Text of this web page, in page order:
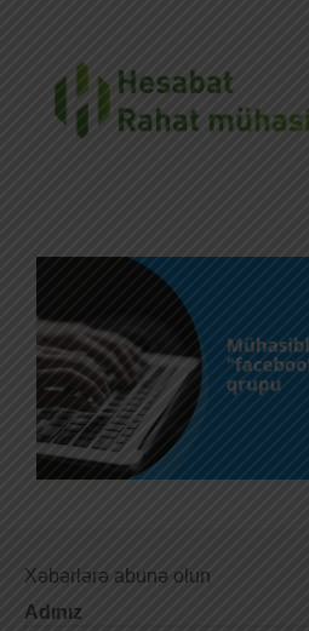
Xəbərlərə abunə olun
Adınız